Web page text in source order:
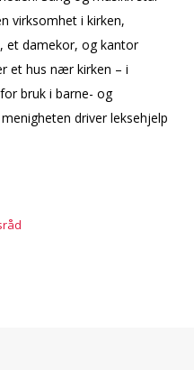
virksomhet i kirken,
et damekor, og kantor
et hus nær kirken – i
bruk i barne- og
driver leksehjelp